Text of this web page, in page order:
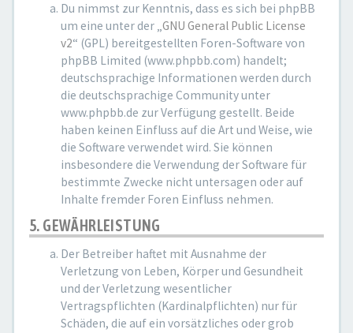
Du nimmst zur Kenntnis, dass es sich bei phpBB
um eine unter der „GNU General Public License
v2“ (GPL) bereitgestellten Foren-Software von
phpBB Limited (www.phpbb.com) handelt;
deutschsprachige Informationen werden durch
die deutschsprachige Community unter
www.phpbb.de zur Verfügung gestellt. Beide
haben keinen Einfluss auf die Art und Weise, wie
die Software verwendet wird. Sie können
insbesondere die Verwendung der Software für
bestimmte Zwecke nicht untersagen oder auf
Inhalte fremder Foren Einfluss nehmen.
5. GEWÄHRLEISTUNG
Der Betreiber haftet mit Ausnahme der
Verletzung von Leben, Körper und Gesundheit
und der Verletzung wesentlicher
Vertragspflichten (Kardinalpflichten) nur für
Schäden, die auf ein vorsätzliches oder grob